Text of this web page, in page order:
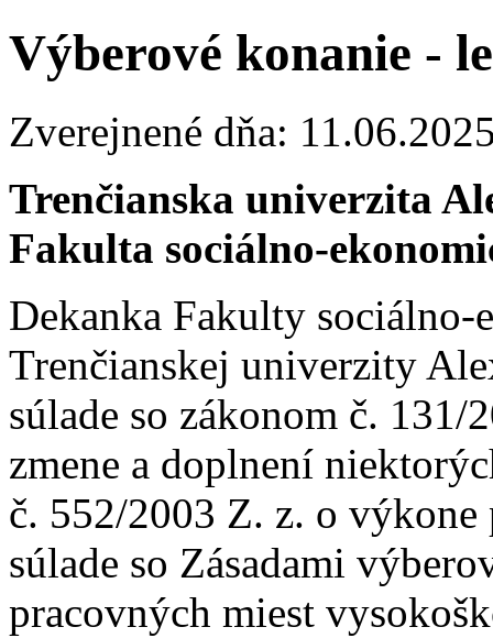
Výberové konanie -
Zverejnené dňa:
Trenčianska univerzita
Fakulta sociálno-
Dekanka Fakulty
Trenčianskej univerzity
súlade so zákonom č.
zmene a doplnení
č. 552/2003 Z. z. o výkone
súlade so Zásadami
pracovných miest